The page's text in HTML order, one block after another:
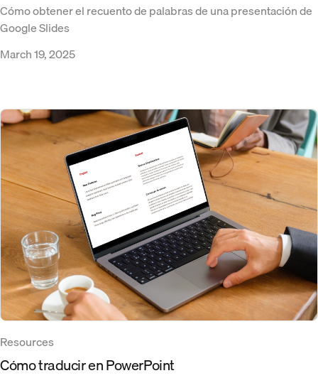
Cómo obtener el recuento de palabras de una presentación de
Google Slides
March 19, 2025
Resources
Cómo traducir en PowerPoint